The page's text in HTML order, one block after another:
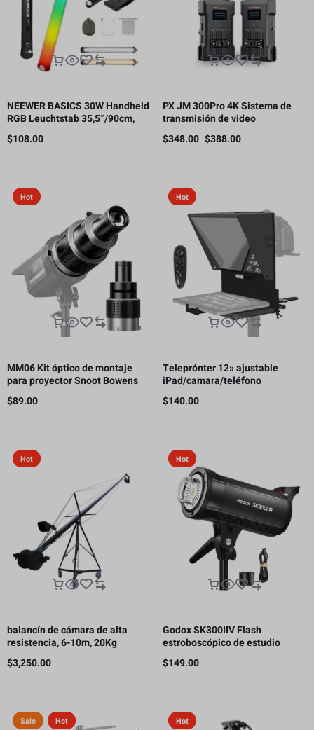
NEEWER BASICS 30W Handheld
RGB Leuchtstab 35,5″/90cm,
5000mAh Typ C 45W in/30W Out
$108.00
PX JM 300Pro 4K Sistema de
transmisión de video
inalámbrico, transmisor y
receptor HDMI, 300m
$388.00
$348.00
Hot
MM06 Kit óptico de montaje
para proyector Snoot Bowens
con 5 colores de Gobos y 35
inserciones gráficas
$89.00
Hot
Teleprónter 12» ajustable
iPad/camara/teléfono
inteligente
$140.00
Hot
balancín de cámara de alta
resistencia, 6-10m, 20Kg
$3,250.00
Hot
Godox SK300IIV Flash
estroboscópico de estudio
fotográfico, 300 Ws GN58 5700K
Bowens
$149.00
Sale Hot Hot